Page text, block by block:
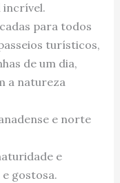
incrível.
para todos
turísticos,
de um dia,
a natureza
e norte
e
gostosa.